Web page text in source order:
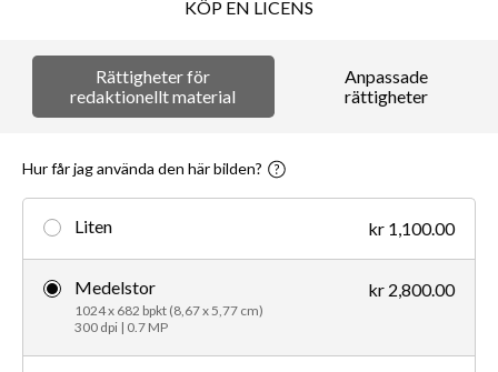
KÖP EN LICENS
Rättigheter för
redaktionellt material
Anpassade
rättigheter
Hur får jag använda den här bilden?
Liten kr 1,100.00
Medelstor
1024 x 682 bpkt (8,67 x 5,77 cm)
300 dpi | 0.7 MP
kr 2,800.00